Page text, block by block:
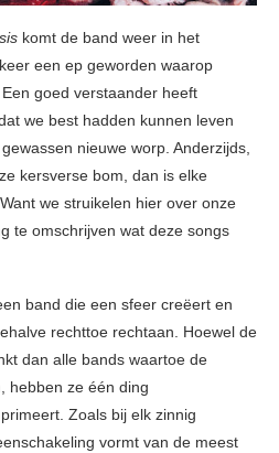
komt de band weer in het
een ep geworden waarop
goed verstaander heeft
we best hadden kunnen leven
nieuwe worp. Anderzijds,
kersverse bom, dan is elke
we struikelen hier over onze
te omschrijven wat deze songs
band die een sfeer creëert en
rechttoe rechtaan. Hoewel de
dan alle bands waartoe de
hebben ze één ding
Zoals bij elk zinnig
vormt van de meest